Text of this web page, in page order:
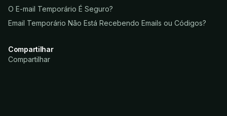
O E-mail Temporário É Seguro?
Email Temporário Não Está Recebendo Emails ou Códigos?
Compartilhar
Compartilhar